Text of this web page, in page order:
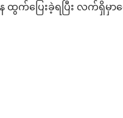
ပြေးခဲ့ရပြီး လက်ရှိမှာတ